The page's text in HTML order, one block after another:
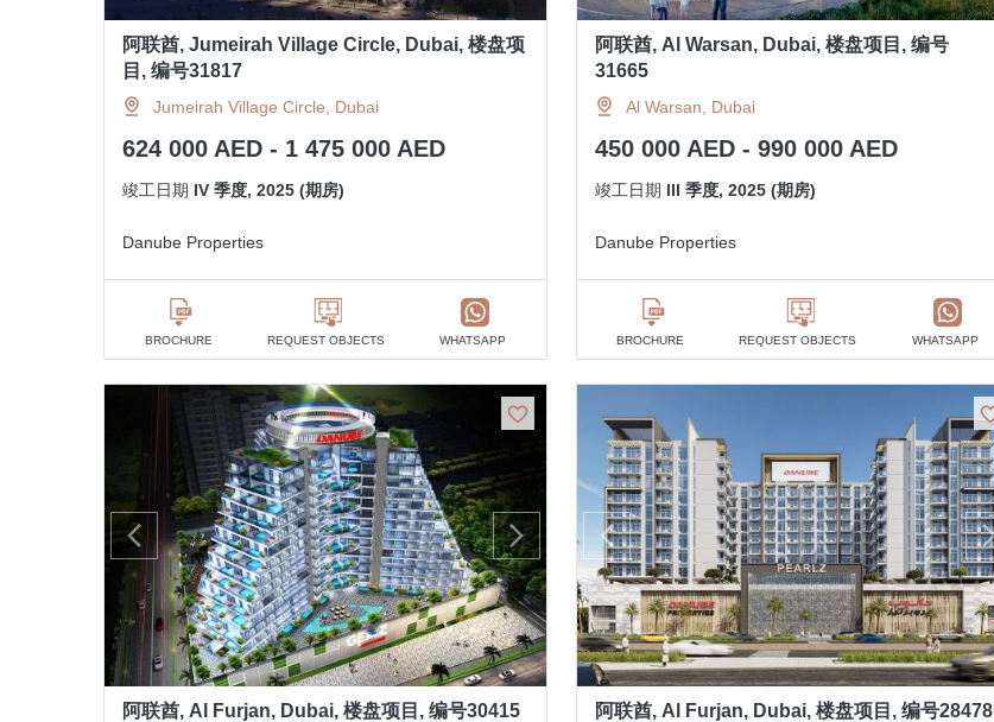
阿联酋, Jumeirah Village Circle, Dubai, 楼盘项
目, 编号31817
Jumeirah Village Circle, Dubai
624 000 AED - 1 475 000 AED
竣工日期 IV 季度, 2025 (期房)
Danube Properties
BROCHURE REQUEST OBJECTS WHATSAPP
阿联酋, Al Warsan, Dubai, 楼盘项目, 编号
31665
Al Warsan, Dubai
450 000 AED - 990 000 AED
竣工日期 III 季度, 2025 (期房)
Danube Properties
BROCHURE REQUEST OBJECTS WHATSAPP
阿联酋, Al Furjan, Dubai, 楼盘项目, 编号30415 阿联酋, Al Furjan, Dubai, 楼盘项目, 编号28478